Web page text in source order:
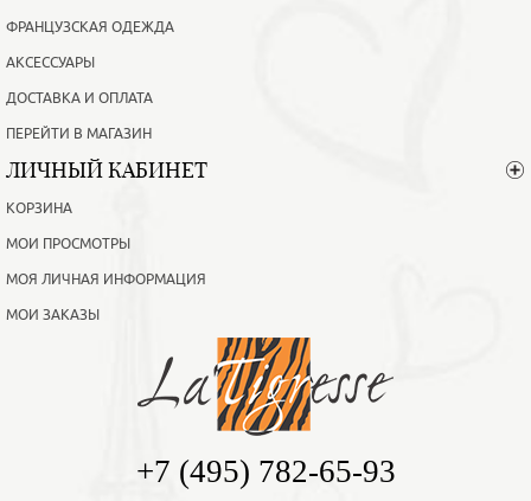
ФРАНЦУЗСКАЯ ОДЕЖДА
АКСЕССУАРЫ
ДОСТАВКА И ОПЛАТА
ПЕРЕЙТИ В МАГАЗИН
ЛИЧНЫЙ КАБИНЕТ
КОРЗИНА
МОИ ПРОСМОТРЫ
МОЯ ЛИЧНАЯ ИНФОРМАЦИЯ
МОИ ЗАКАЗЫ
+7 (495) 782-65-93